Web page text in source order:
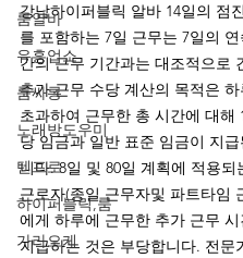
룸알바
유흥업소
룸싸롱
노래방도우미
텐프로
하이퍼블릭,룸
가라오케
강남하이퍼블릭 알바 14일의 점
를 포함하는 7일 근무는 7일의
간의 근무 기간과는 대조적으로
추가 근무 수당 계산의 목적은 하
초과하여 근무한 총 시간에 대해
당 임금과 일반 표준 임금이 지급
니다. 8일 및 80일 계획에 적용되
근로자(종일 근무자및 파트타임
에게 하루에 근무한 추가 근무
지급하는 것은 부당합니다. 전문